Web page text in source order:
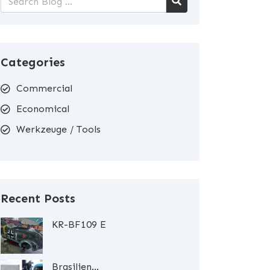
Categories
Commercial
Economical
Werkzeuge / Tools
Recent Posts
KR-BF109 E
Brasilien...